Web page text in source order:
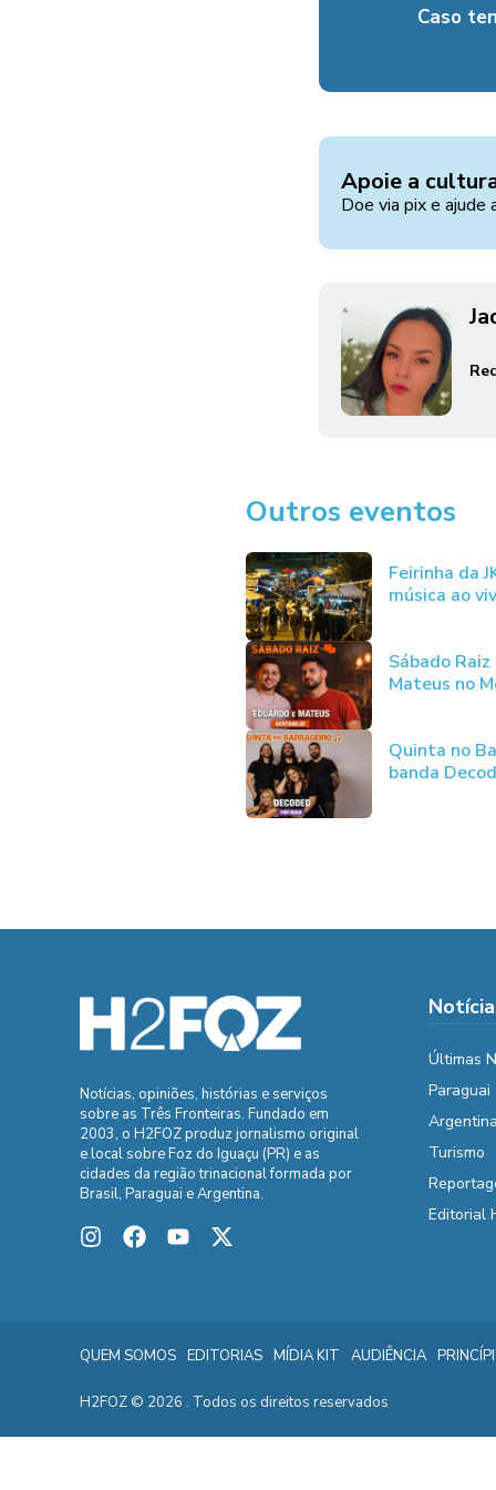
Caso
Apoie a
Doe via pix e ajude
Outros eventos
Feirinha da
música ao
Sábado
Mateus no
Quinta no
banda
Notícias, opiniões, histórias e serviços
sobre as Três Fronteiras. Fundado em
2003, o H2FOZ produz jornalismo original
e local sobre Foz do Iguaçu (PR) e as
cidades da região trinacional formada por
Brasil, Paraguai e Argentina.
Últimas
Paraguai
Turismo
Editorial
QUEM SOMOS EDITORIAS MÍDIA KIT AUDIÊNCIA
H2FOZ © 2026 . Todos os direitos reservados